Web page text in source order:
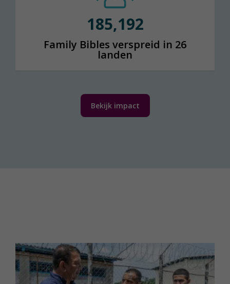
185,200
Family Bibles verspreid in 26
landen
Bekijk impact